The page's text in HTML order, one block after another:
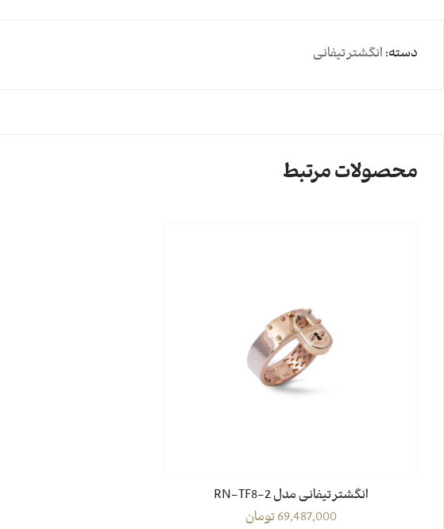
دسته: انگشتر تیفانی
محصولات مرتبط
انگشتر تیفانی مدل RN-TF8-2
69,487,000تومان